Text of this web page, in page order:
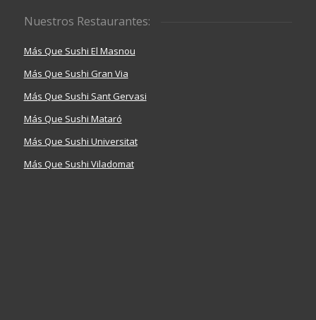
Nuestros Restaurantes:
Más Que Sushi El Masnou
Más Que Sushi Gran Via
Más Que Sushi Sant Gervasi
Más Que Sushi Mataró
Más Que Sushi Universitat
Más Que Sushi Viladomat